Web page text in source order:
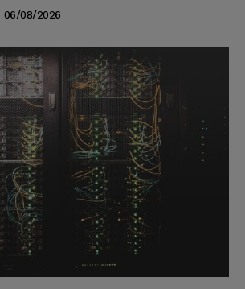
06/08/2026